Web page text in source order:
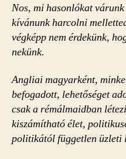
Nos, mi hasonlókat
kívánunk harcolni
végképp nem érdekünk,
nekünk.
Angliai magyarként,
befogadott, lehetőséget
csak a rémálmaidban
kiszámítható élet,
politikától független üzleti